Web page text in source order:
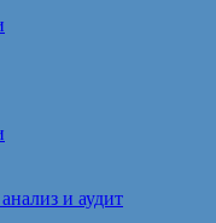
и аудит